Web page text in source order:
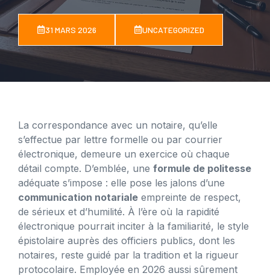
31 MARS 2026 UNCATEGORIZED
La correspondance avec un notaire, qu’elle
s’effectue par lettre formelle ou par courrier
électronique, demeure un exercice où chaque
détail compte. D’emblée, une formule de politesse
adéquate s’impose : elle pose les jalons d’une
communication notariale empreinte de respect,
de sérieux et d’humilité. À l’ère où la rapidité
électronique pourrait inciter à la familiarité, le style
épistolaire auprès des officiers publics, dont les
notaires, reste guidé par la tradition et la rigueur
protocolaire. Employée en 2026 aussi sûrement